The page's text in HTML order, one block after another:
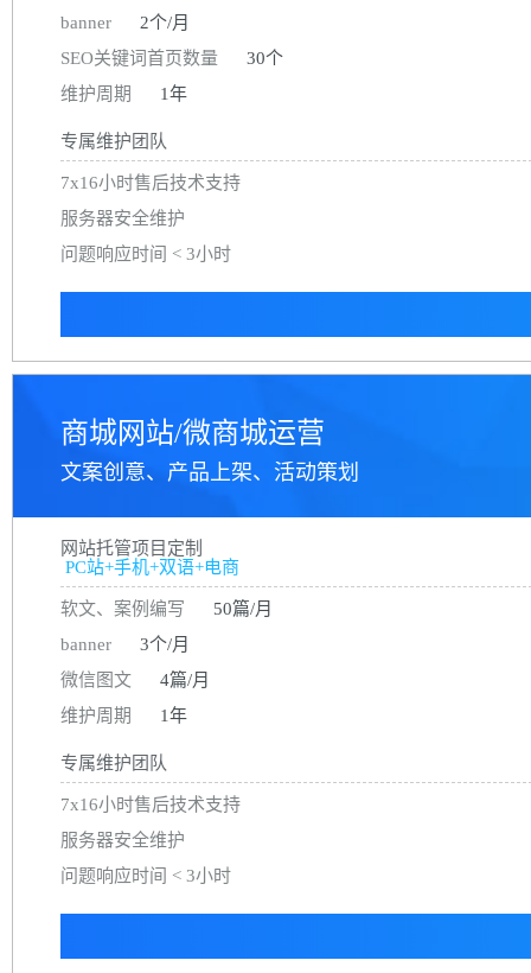
banner
2个/月
SEO关键词首页数量
30个
维护周期
1年
专属维护团队
7x16小时售后技术支持
服务器安全维护
问题响应时间 < 3小时
商城网站/微商城运营
文案创意、产品上架、活动策划
网站托管项目定制
PC站+手机+双语+电商
软文、案例编写
50篇/月
banner
3个/月
微信图文
4篇/月
维护周期
1年
专属维护团队
7x16小时售后技术支持
服务器安全维护
问题响应时间 < 3小时